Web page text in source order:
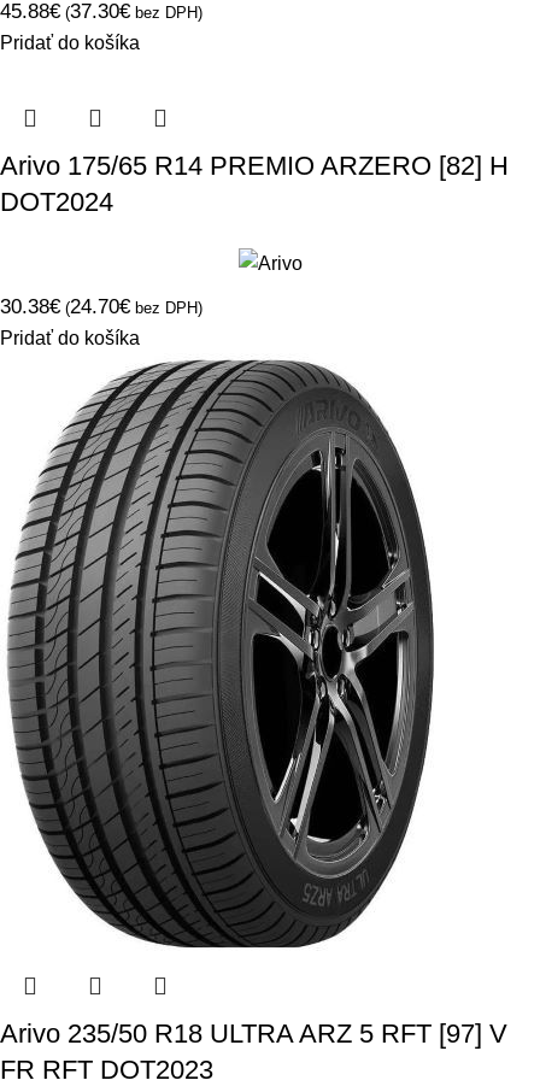
45.88€ (37.30€ bez DPH)
Pridať do košíka
Arivo 175/65 R14 PREMIO ARZERO [82] H
DOT2024
30.38€ (24.70€ bez DPH)
Pridať do košíka
Arivo 235/50 R18 ULTRA ARZ 5 RFT [97] V
FR RFT DOT2023